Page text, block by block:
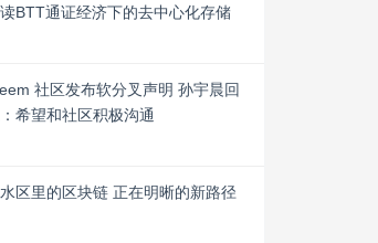
BTT通证经济下的去中心化存储
社区发布软分叉声明 孙宇晨回
希望和社区积极沟通
区里的区块链 正在明晰的新路径